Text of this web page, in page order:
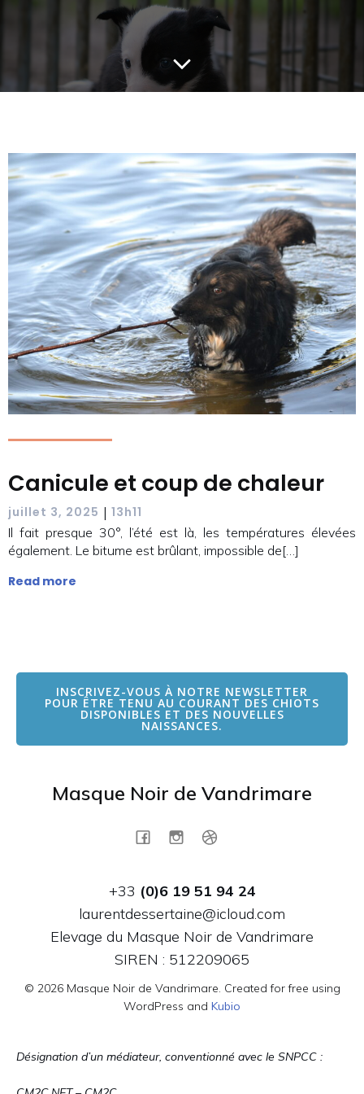
Canicule et coup de chaleur
juillet 3, 2025 | 13h11
Il fait presque 30°, l’été est là, les températures élevées
également. Le bitume est brûlant, impossible de[…]
Read more
INSCRIVEZ-VOUS À NOTRE NEWSLETTER
POUR ÊTRE TENU AU COURANT DES CHIOTS
DISPONIBLES ET DES NOUVELLES
NAISSANCES.
Masque Noir de Vandrimare
+33 (0)6 19 51 94 24
laurentdessertaine@icloud.com
Elevage du Masque Noir de Vandrimare
SIREN : 512209065
© 2026 Masque Noir de Vandrimare. Created for free using
WordPress and Kubio
Désignation d’un médiateur, conventionné avec le SNPCC :